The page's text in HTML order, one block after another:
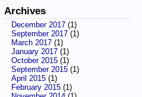
Archives
December 2017(1)
September 2017(1)
March 2017(1)
January 2017(1)
October 2015(1)
September 2015(1)
April 2015(1)
February 2015(1)